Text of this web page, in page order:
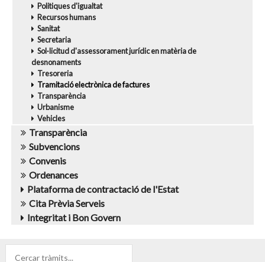
Politiques d'igualtat
Recursos humans
Sanitat
Secretaria
Sol·licitud d'assessorament jurídic en matèria de
desnonaments
Tresoreria
Tramitació electrònica de factures
Transparència
Urbanisme
Vehicles
Transparència
Subvencions
Convenis
Ordenances
Plataforma de contractació de l'Estat
Cita Prèvia Serveis
Integritat i Bon Govern